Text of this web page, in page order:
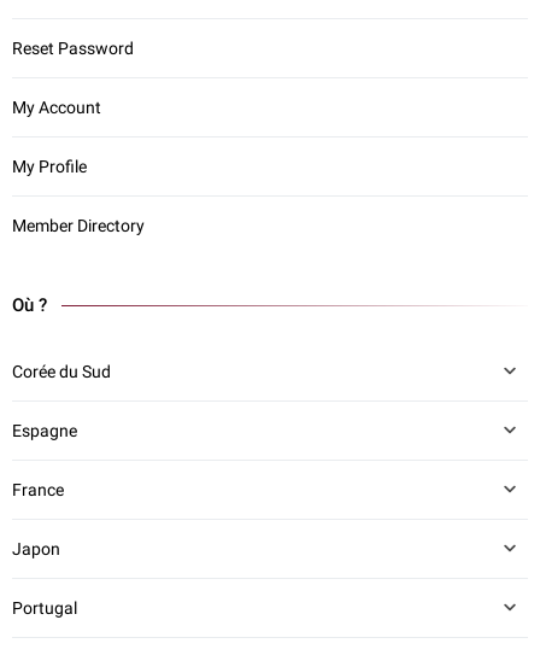
Reset Password
My Account
My Profile
Member Directory
Où ?
Corée du Sud
Espagne
France
Japon
Portugal